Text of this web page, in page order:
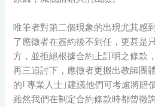
唯筆者對第二個現象的出現尤其感
了應徵者在簽約後不到任，更甚是
方，並拒絕根據合約上訂明之條款
再三追討下，應徵者更搬出教師團
的｢專業人士｣建議他們可考慮將賠
雖然我們在制定合約條款時都曾徵